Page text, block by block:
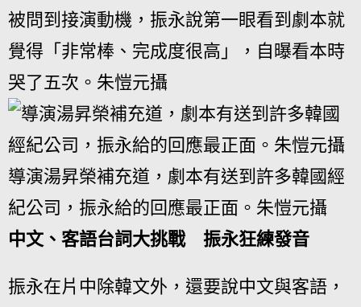
被問到接演動機，振永說第一眼看到劇本就
覺得「非常棒、完成度很高」，自曝看本時
哭了五次。朱愷元攝
導演湯昇榮補充道，劇本有送到許多韓國經
紀公司，振永給的回應最正面。朱愷元攝
中文、客語台詞大挑戰 振永狂練發音
振永在片中除韓文外，還要說中文與客語，